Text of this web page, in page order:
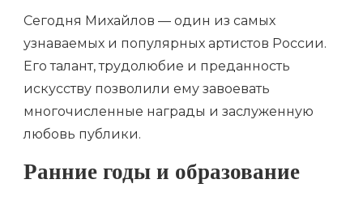
Сегодня Михайлов — один из самых
узнаваемых и популярных артистов России.
Его талант, трудолюбие и преданность
искусству позволили ему завоевать
многочисленные награды и заслуженную
любовь публики.
Ранние годы и образование